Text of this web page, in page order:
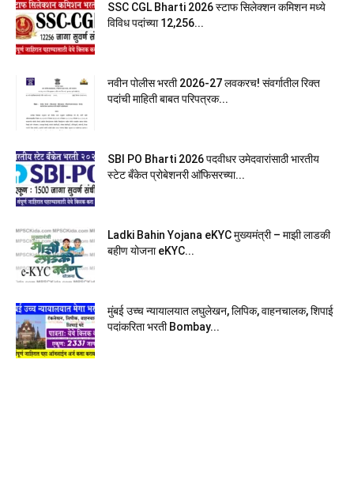
SSC CGL Bharti 2026 स्टाफ सिलेक्शन कमिशन मध्ये
विविध पदांच्या 12,256...
नवीन पोलीस भरती 2026-27 लवकरच! संवर्गातील रिक्त
पदांची माहिती बाबत परिपत्रक...
SBI PO Bharti 2026 पदवीधर उमेदवारांसाठी भारतीय
स्टेट बँकेत प्रोबेशनरी आ‍ॅफिसरच्या...
Ladki Bahin Yojana eKYC मुख्यमंत्री – माझी लाडकी
बहीण योजना eKYC...
मुंबई उच्च न्यायालयात लघुलेखन, लिपिक, वाहनचालक, शिपाई
पदांकरिता भरती Bombay...